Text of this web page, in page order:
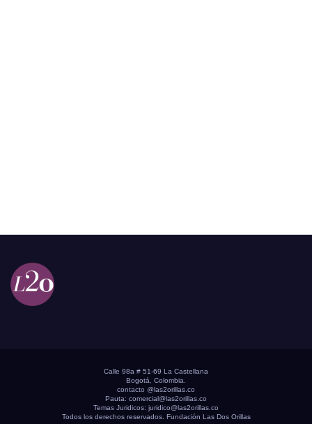
Calle 98a # 51-69 La Castellana
Bogotá, Colombia.
contacto @las2orillas.co
Pauta: comercial@las2orillas.co
Temas Juridicos: juridico@las2orillas.co
Todos los derechos reservados. Fundación Las Dos Orillas